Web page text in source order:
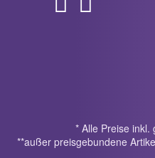
* Alle Preise inkl.
**außer preisgebundene